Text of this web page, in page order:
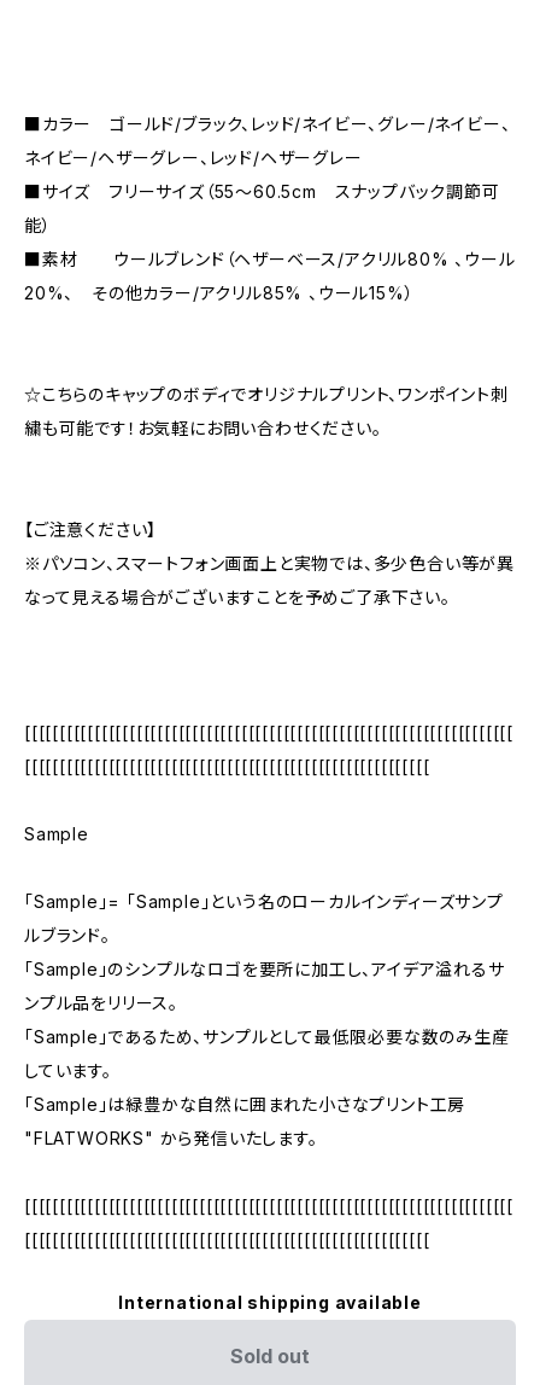
■カラー ゴールド/ブラック、レッド/ネイビー、グレー/ネイビー、
ネイビー/ヘザーグレー、レッド/ヘザーグレー
■サイズ フリーサイズ（55〜60.5cm スナップバック調節可
能）
■素材 ウールブレンド（ヘザーベース/アクリル80% 、ウール
20%、 その他カラー/アクリル85% 、ウール15%）
☆こちらのキャップのボディでオリジナルプリント、ワンポイント刺
繍も可能です！お気軽にお問い合わせください。
【ご注意ください】
※パソコン、スマートフォン画面上と実物では、多少色合い等が異
なって見える場合がございますことを予めご了承下さい。
[[[[[[[[[[[[[[[[[[[[[[[[[[[[[[[[[[[[[[[[[[[[[[[[[[[[[[[[[[[[[[[[[[[[[[
[[[[[[[[[[[[[[[[[[[[[[[[[[[[[[[[[[[[[[[[[[[[[[[[[[[[[[[[[[
Sample
「Sample」= 「Sample」という名のローカルインディーズサンプ
ルブランド。
「Sample」のシンプルなロゴを要所に加工し、アイデア溢れるサ
ンプル品をリリース。
「Sample」であるため、サンプルとして最低限必要な数のみ生産
しています。
「Sample」は緑豊かな自然に囲まれた小さなプリント工房
"FLATWORKS" から発信いたします。
[[[[[[[[[[[[[[[[[[[[[[[[[[[[[[[[[[[[[[[[[[[[[[[[[[[[[[[[[[[[[[[[[[[[[[
[[[[[[[[[[[[[[[[[[[[[[[[[[[[[[[[[[[[[[[[[[[[[[[[[[[[[[[[[[
International shipping available
Sold out